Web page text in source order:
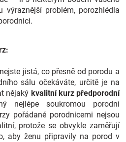
výraznější problém, porozhlédla
jistá, co přesně od porodu a
sálu očekáváte, určitě je na
nějaký kvalitní kurz předporodní
nejlépe soukromou porodní
pořádané porodnicemi nejsou
protože se obvykle zaměřují
aby ženu připravily na porod v